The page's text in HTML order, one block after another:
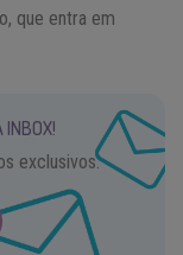
que entra em
INBOX!
exclusivos.